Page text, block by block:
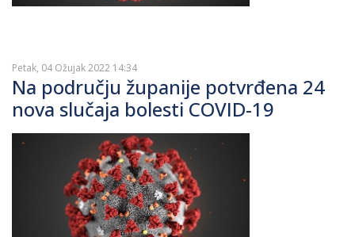
Petak, 04 Ožujak 2022 14:34
Na području županije potvrđena 24
nova slučaja bolesti COVID-19